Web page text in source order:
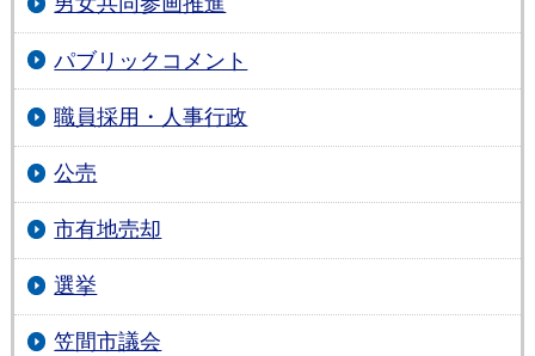
パブリックコメント
職員採用・人事行政
公売
市有地売却
選挙
笠間市議会